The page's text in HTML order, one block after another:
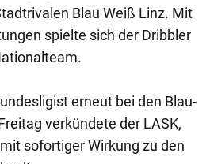
Blau Weiß Linz. Mit
spielte sich der Dribbler
erneut bei den Blau-
verkündete der LASK,
sofortiger Wirkung zu den